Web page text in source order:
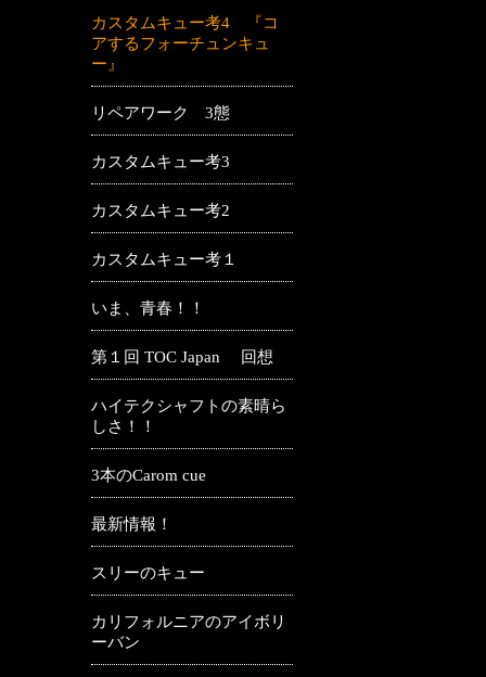
カスタムキュー考4 『コ
アするフォーチュンキュ
ー』
リペアワーク 3態
カスタムキュー考3
カスタムキュー考2
カスタムキュー考１
いま、青春！！
第１回 TOC Japan 回想
ハイテクシャフトの素晴ら
しさ！！
3本のCarom cue
最新情報！
スリーのキュー
カリフォルニアのアイボリ
ーバン